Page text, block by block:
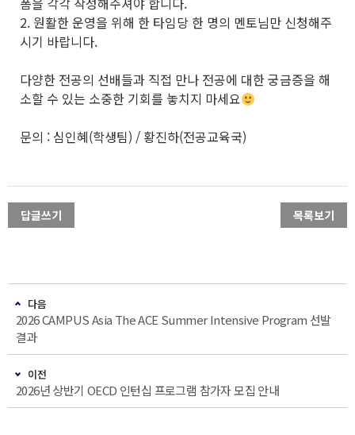
2. 원활한 운영을 위해 한 타임당 한 명의 멘토님만 신청해주
시기 바랍니다.
다양한 전공의 선배들과 직접 만나 전공에 대한 궁금증을 해
소할 수 있는 소중한 기회를 놓치지 마세요
문의 : 심인혜(학생팀) / 황진하(전공교육국)
답글쓰기 목록보기
다음
2026 CAMPUS Asia The ACE Summer Intensive Program 선발
결과
이전
2026년 상반기 OECD 인턴십 프로그램 참가자 모집 안내